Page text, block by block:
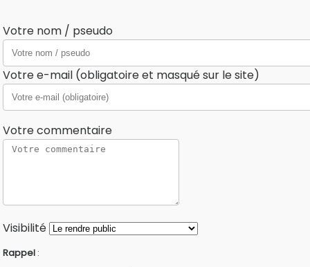
Votre nom / pseudo
Votre e-mail (obligatoire et masqué sur le site)
Votre commentaire
Visibilité
Rappel :